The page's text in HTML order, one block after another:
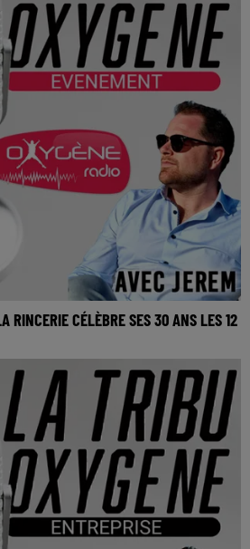
RINCERIE CÉLÈBRE SES 30 ANS LES 12
célèbre ses 30 ans les 12 et